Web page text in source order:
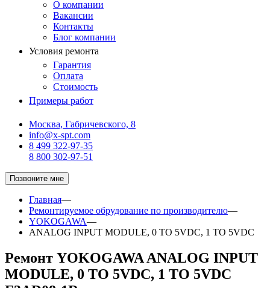
О компании
Вакансии
Контакты
Блог компании
Условия ремонта
Гарантия
Оплата
Стоимость
Примеры работ
Москва, Габричевского, 8
info@x-spt.com
8 499 322-97-35
8 800 302-97-51
Позвоните мне
Главная—
Ремонтируемое обрудование по производителю—
YOKOGAWA—
ANALOG INPUT MODULE, 0 TO 5VDC, 1 TO 5VDC
Ремонт YOKOGAWA ANALOG INPUT
MODULE, 0 TO 5VDC, 1 TO 5VDC